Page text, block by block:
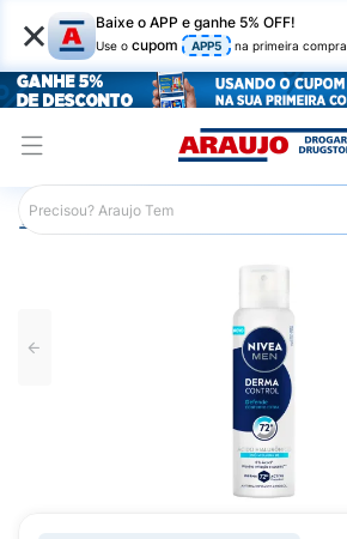
× Baixe o APP e ganhe 5% OFF!
Use o cupom APP5 na primeira compra
Araujo Higiene Pessoal